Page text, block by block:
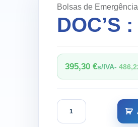
Bolsas de
DOC’S
395,30 €s/IVA-
Quantidade
DOC’S